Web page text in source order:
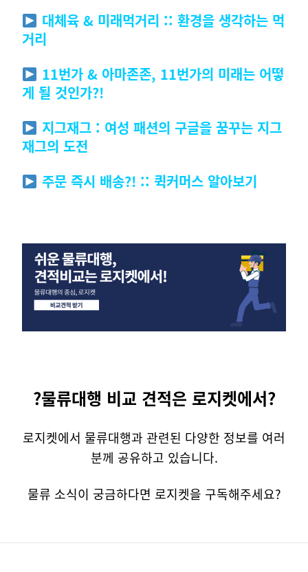
대체육 & 미래먹거리 :: 환경을 생각하는 먹
거리
11번가 & 아마존존, 11번가의 미래는 어떻
게 될 것인가?!
지그재그 : 여성 패션의 구글을 꿈꾸는 지그
재그의 도전
주문 즉시 배송?! :: 퀵커머스 알아보기
?물류대행 비교 견적은 로지켓에서?
로지켓에서 물류대행과 관련된 다양한 정보를 여러
분께 공유하고 있습니다.
물류 소식이 궁금하다면 로지켓을 구독해주세요?